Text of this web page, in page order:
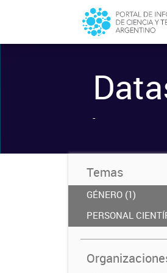
-
Temas
GÉNERO (1)
PERSONAL